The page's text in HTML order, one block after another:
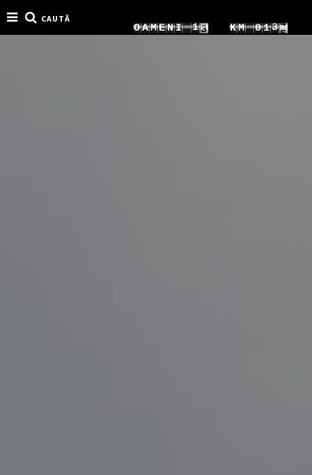
CAUTĂ
OAMENI 2
1
0
9 KM
0
12
1
0
98
9